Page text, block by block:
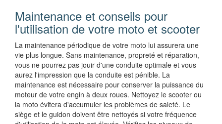
Maintenance et conseils pour
l'utilisation de votre moto et scooter
La maintenance périodique de votre moto lui assurera une
vie plus longue. Sans maintenance, propreté et réparation,
vous ne pourrez pas jouir d'une conduite optimale et vous
aurez l'impression que la conduite est pénible. La
maintenance est nécessaire pour conserver la puissance du
moteur de votre engin à deux roues. Nettoyez le scooter ou
la moto évitera d'accumuler les problèmes de saleté. Le
siège et le guidon doivent être nettoyés si votre fréquence